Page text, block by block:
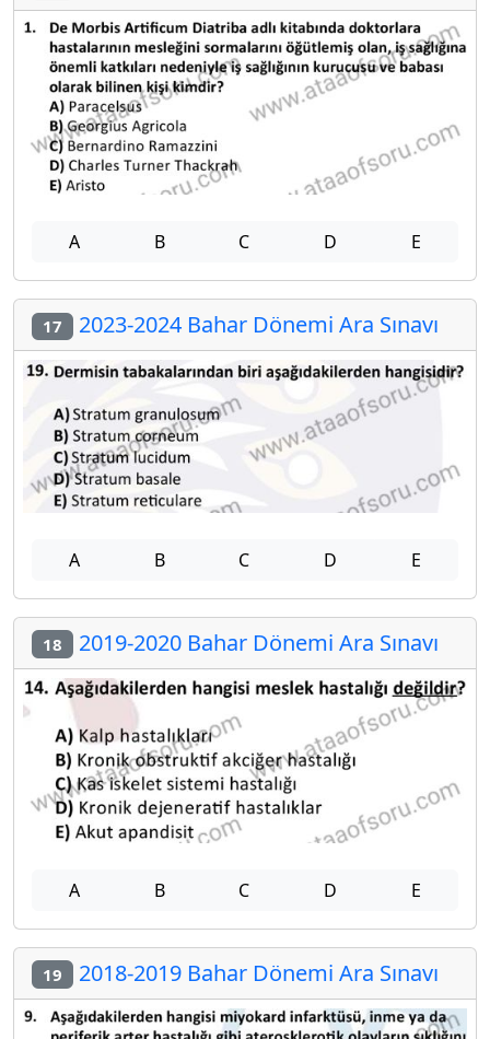
A B C D E
17 2023-2024 Bahar Dönemi Ara Sınavı
A B C D E
18 2019-2020 Bahar Dönemi Ara Sınavı
A B C D E
19 2018-2019 Bahar Dönemi Ara Sınavı